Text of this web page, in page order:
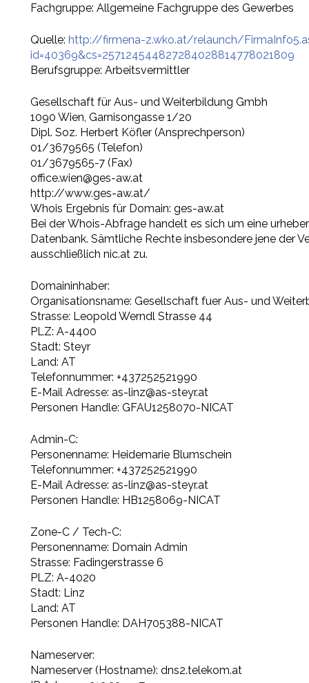
Fachgruppe: Allgemeine Fachgruppe des Gewerbes
Quelle: http://firmena-z.wko.at/relaunch/
id=40369&cs=257124544827284028814778021809
Berufsgruppe: Arbeitsvermittler
Gesellschaft für Aus- und Weiterbildung Gmbh
1090 Wien, Garnisongasse 1/20
Dipl. Soz. Herbert Köfler (Ansprechperson)
01/3679565 (Telefon)
01/3679565-7 (Fax)
office.wien@ges-aw.at
http://www.ges-aw.at/
Whois Ergebnis für Domain: ges-aw.at
Bei der Whois-Abfrage handelt es sich um eine
Datenbank. Sämtliche Rechte insbesondere jene der
ausschließlich nic.at zu.
Domaininhaber:
Organisationsname: Gesellschaft fuer Aus- und
Strasse: Leopold Werndl Strasse 44
PLZ: A-4400
Stadt: Steyr
Land: AT
Telefonnummer: +437252521990
E-Mail Adresse: as-linz@as-steyr.at
Personen Handle: GFAU1258070-NICAT
Admin-C:
Personenname: Heidemarie Blumschein
Telefonnummer: +437252521990
E-Mail Adresse: as-linz@as-steyr.at
Personen Handle: HB1258069-NICAT
Zone-C / Tech-C:
Personenname: Domain Admin
Strasse: Fadingerstrasse 6
PLZ: A-4020
Stadt: Linz
Land: AT
Personen Handle: DAH705388-NICAT
Nameserver:
Nameserver (Hostname): dns2.telekom.at